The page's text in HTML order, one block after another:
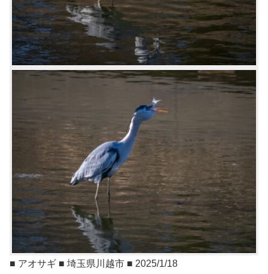
■ アオサギ ■ 埼玉県川越市 ■ 2025/1/18